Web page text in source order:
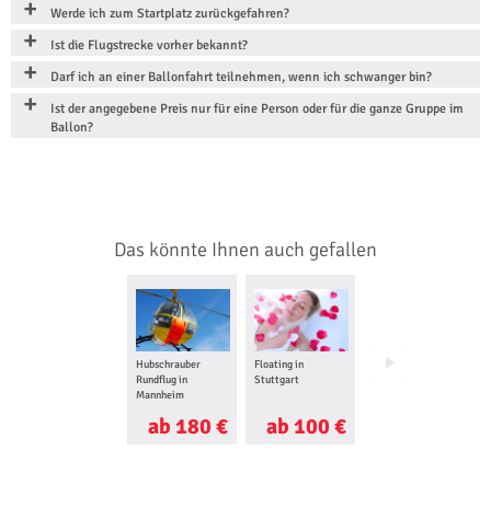
Werde ich zum Startplatz zurückgefahren?
Ist die Flugstrecke vorher bekannt?
Darf ich an einer Ballonfahrt teilnehmen, wenn ich schwanger bin?
Ist der angegebene Preis nur für eine Person oder für die ganze Gruppe im
Ballon?
Das könnte Ihnen auch gefallen
Hubschrauber
Rundflug in
Mannheim
ab 180 €
Floating in
Stuttgart
ab 100 €
Tragschrauber